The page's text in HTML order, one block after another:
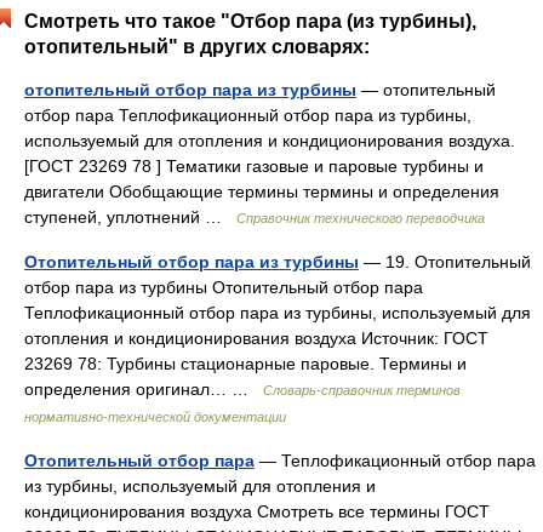
Смотреть что такое "Отбор пара (из турбины),
отопительный" в других словарях:
отопительный отбор пара из турбины — отопительный
отбор пара Теплофикационный отбор пара из турбины,
используемый для отопления и кондиционирования воздуха.
[ГОСТ 23269 78 ] Тематики газовые и паровые турбины и
двигатели Обобщающие термины термины и определения
ступеней, уплотнений …
Справочник технического переводчика
Отопительный отбор пара из турбины — 19. Отопительный
отбор пара из турбины Отопительный отбор пара
Теплофикационный отбор пара из турбины, используемый для
отопления и кондиционирования воздуха Источник: ГОСТ
23269 78: Турбины стационарные паровые. Термины и
определения оригинал… …
Словарь-справочник терминов
нормативно-технической документации
Отопительный отбор пара — Теплофикационный отбор пара
из турбины, используемый для отопления и
кондиционирования воздуха Смотреть все термины ГОСТ